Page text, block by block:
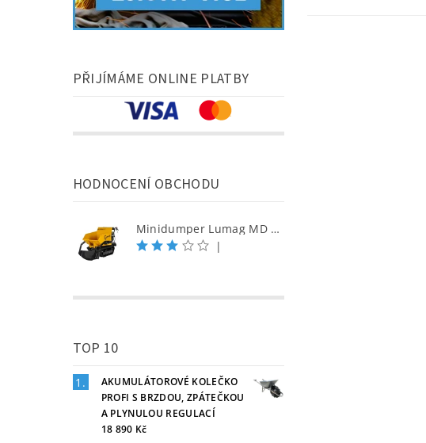
PŘIJÍMÁME ONLINE PLATBY
HODNOCENÍ OBCHODU
Minidumper Lumag MD 500H-PRO S samonakládací minidumper
|
TOP 10
AKUMULÁTOROVÉ KOLEČKO
PROFI S BRZDOU, ZPÁTEČKOU
A PLYNULOU REGULACÍ
18 890 Kč